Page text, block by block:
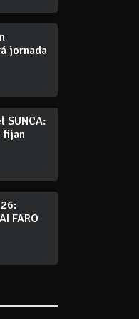
jornada
SUNCA:
fijan
FARO